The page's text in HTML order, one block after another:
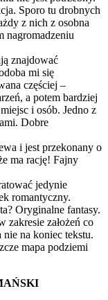
Sporo tu drobnych
z nich z osobna
nagromadzeniu
znajdować
mi się
częściej –
a potem bardziej
i osób. Jedno z
Dobre
i jest przekonany o
ma rację! Fajny
jedynie
romantyczny.
Oryginalne fantasy.
zakresie założeń co
nie na koniec tekstu.
mapa podziemi